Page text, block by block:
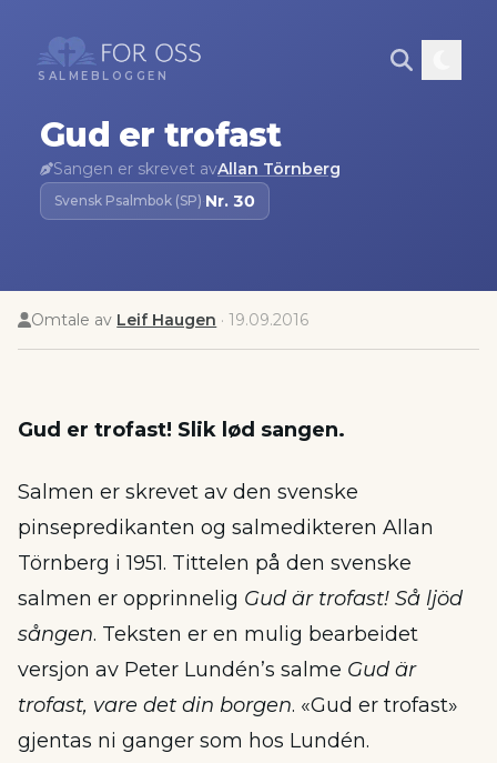
SALMEBLOGGEN
Gud er trofast
Sangen er skrevet avAllan Törnberg
Svensk Psalmbok (SP)·Nr. 30
Omtale av Leif Haugen ·19.09.2016
Gud er trofast! Slik lød sangen.
Salmen er skrevet av den svenske
pinsepredikanten og salmedikteren Allan
Törnberg i 1951. Tittelen på den svenske
salmen er opprinnelig Gud är trofast! Så ljöd
sången. Teksten er en mulig bearbeidet
versjon av Peter Lundén’s salme Gud är
trofast, vare det din borgen. «Gud er trofast»
gjentas ni ganger som hos Lundén.